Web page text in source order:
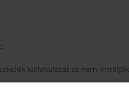
kialakulását és nem